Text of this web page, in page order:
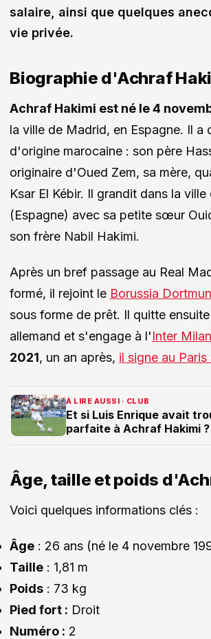
salaire, ainsi que quelques
vie privée.
Biographie d'Achraf
Achraf Hakimi est né le 4
la ville de Madrid, en Espagne. Il a
d'origine marocaine : son père
originaire d'Oued Zem, sa mère,
Ksar El Kébir. Il grandit dans la ville
(Espagne) avec sa petite sœur
son frère Nabil Hakimi.
Après un bref passage au Real
formé, il rejoint le Borussia
sous forme de prêt. Il quitte
allemand et s'engage à l'Inter Milan
2021, un an après, il signe au
À LIRE AUSSI · CLUB
Et si Luis Enrique avait
parfaite à Achraf Hakimi ?
Âge, taille et poids
Voici quelques informations clés :
Âge : 26 ans (né le 4 novembre
Taille : 1,81 m
Poids : 73 kg
Pied fort : Droit
Numéro : 2